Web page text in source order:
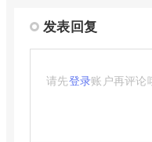
发表回复
请先登录账户再评论